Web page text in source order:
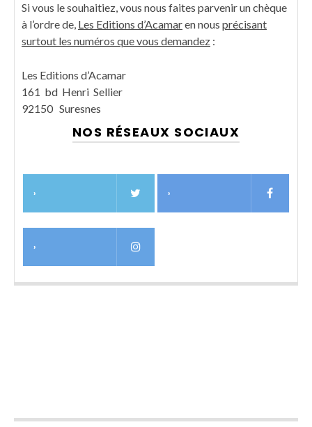
Si vous le souhaitiez, vous nous faites parvenir un chèque
à l’ordre de, Les Editions d’Acamaren nous précisant
surtout les numéros que vous demandez :
Les Editions d’Acamar
161 bd Henri Sellier
92150 Suresnes
NOS RÉSEAUX SOCIAUX
› ›
›